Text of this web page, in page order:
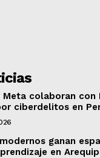
colaboran con
ciberdelitos en
ganan
en